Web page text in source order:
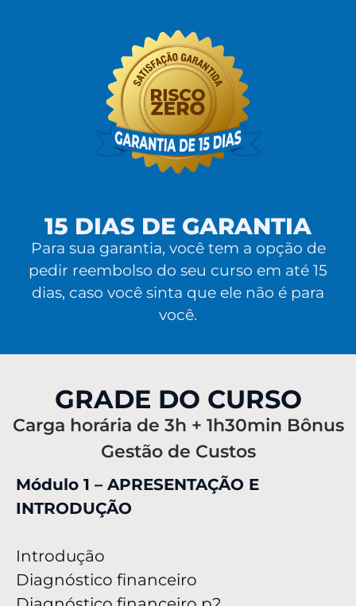
15 DIAS DE GARANTIA
Para sua garantia, você tem a opção de
pedir reembolso do seu curso em até 15
dias, caso você sinta que ele não é para
você.
GRADE DO CURSO
Carga horária de 3h + 1h30min Bônus
Gestão de Custos
Módulo 1 – APRESENTAÇÃO E
INTRODUÇÃO
Introdução
Diagnóstico financeiro